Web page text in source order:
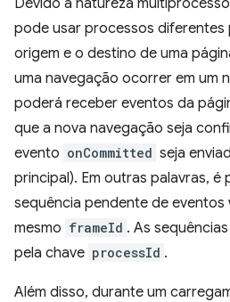
Devido à natureza
pode usar processos diferentes
origem e o destino de uma
uma navegação ocorrer em um
poderá receber eventos da
que a nova navegação seja
evento onCommitted seja
principal). Em outras palavras, é
sequência pendente de
mesmo frameId . As
pela chave processId .
Além disso, durante um